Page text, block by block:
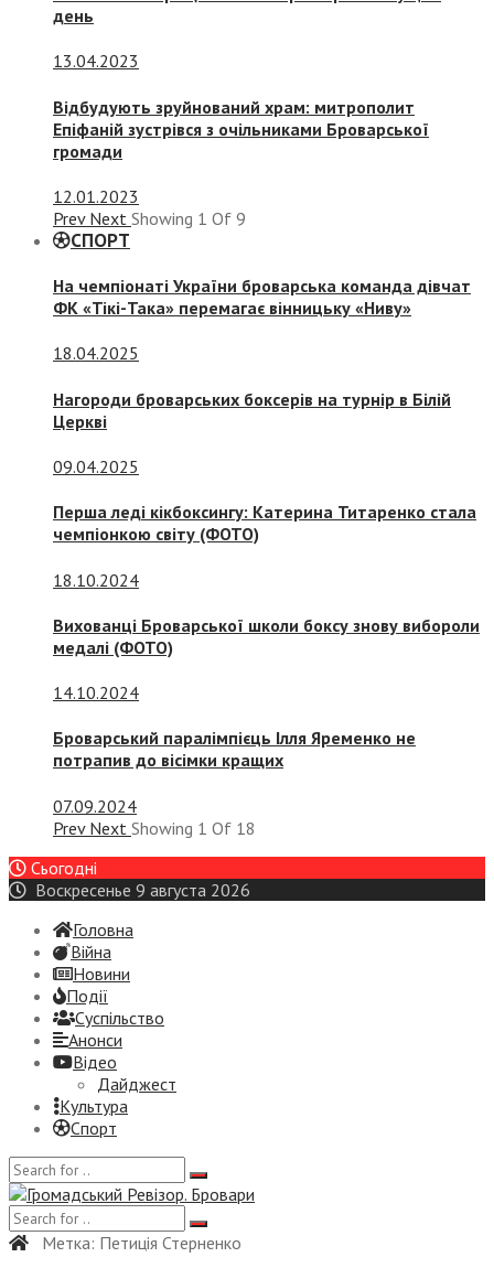
день
13.04.2023
Відбудують зруйнований храм: митрополит
Епіфаній зустрівся з очільниками Броварської
громади
12.01.2023
Prev Next Showing 1 Of 9
СПОРТ
На чемпіонаті України броварська команда дівчат
ФК «Тікі-Така» перемагає вінницьку «Ниву»
18.04.2025
Нагороди броварських боксерів на турнір в Білій
Церкві
09.04.2025
Перша леді кікбоксингу: Катерина Титаренко стала
чемпіонкою світу (ФОТО)
18.10.2024
Вихованці Броварської школи боксу знову вибороли
медалі (ФОТО)
14.10.2024
Броварський паралімпієць Ілля Яременко не
потрапив до вісімки кращих
07.09.2024
Prev Next Showing 1 Of 18
Сьогодні
Воскресенье 9 августа 2026
Головна
Війна
Новини
Події
Суспiльство
Анонси
Відео
Дайджест
Культура
Спорт
Метка: Петиція Стерненко